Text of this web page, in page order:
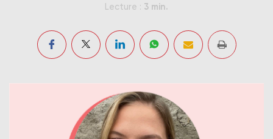
Lecture : 3 min.